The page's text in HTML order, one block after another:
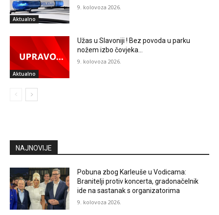
Aktualno
9. kolovoza 2026.
Aktualno
Užas u Slavoniji ! Bez povoda u parku
nožem izbo čovjeka…
9. kolovoza 2026.
NAJNOVIJE
Pobuna zbog Karleuše u Vodicama:
Branitelji protiv koncerta, gradonačelnik
ide na sastanak s organizatorima
9. kolovoza 2026.